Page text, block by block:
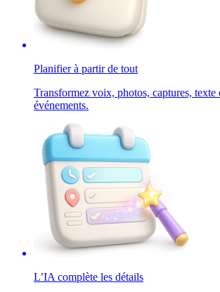
Planifier à partir de tout
Transformez voix, photos, captures, texte
événements.
L’IA complète les détails